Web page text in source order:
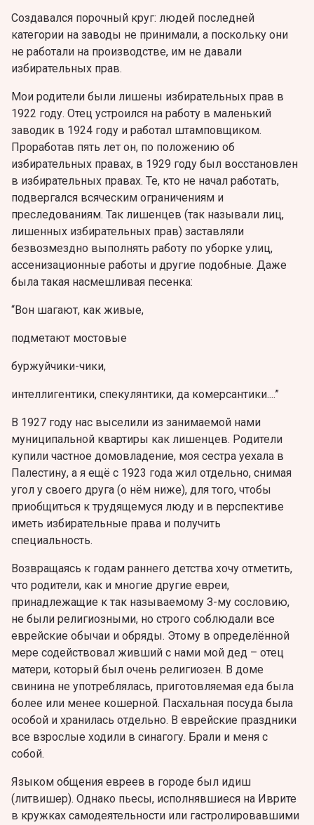
Создавался порочный круг: людей последней
категории на заводы не принимали, а поскольку они
не работали на производстве, им не давали
избирательных прав.
Мои родители были лишены избирательных прав в
1922 году. Отец устроился на работу в маленький
заводик в 1924 году и работал штамповщиком.
Проработав пять лет он, по положению об
избирательных правах, в 1929 году был восстановлен
в избирательных правах. Те, кто не начал работать,
подвергался всяческим ограничениям и
преследованиям. Так лишенцев (так называли лиц,
лишенных избирательных прав) заставляли
безвозмездно выполнять работу по уборке улиц,
ассенизационные работы и другие подобные. Даже
была такая насмешливая песенка:
“Вон шагают, как живые,
подметают мостовые
буржуйчики-чики,
интеллигентики, спекулянтики, да комерсантики....”
В 1927 году нас выселили из занимаемой нами
муниципальной квартиры как лишенцев. Родители
купили частное домовладение, моя сестра уехала в
Палестину, а я ещё c 1923 годa жил отдельно, снимая
угол у своего друга (о нём ниже), для того, чтобы
приобщиться к трудящемуся люду и в перспективе
иметь избирательные права и получить
специальность.
Возвращаясь к годам раннего детства хочу отметить,
что родители, как и многие другие евреи,
принадлежащие к так называемому З-му сословию,
не были религиозными, но строго соблюдали все
еврейские обычаи и обряды. Этому в определённой
мере содействовал живший с нами мой дед – отец
матери, который был очень религиозен. В доме
свинина не употреблялась, приготовляемая еда была
более или менее кoшeрной. Пасхальная посуда была
особой и хранилась отдельно. В еврейские праздники
все взрослые ходили в синагогу. Брали и меня с
собой.
Языком общения евреев в городе был идиш
(литвишер). Однако пьесы, исполнявшиеся на Иврите
в кружках самодеятельности или гастролировавшими